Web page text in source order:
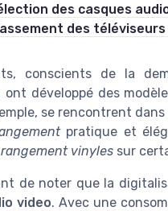
des casques
des téléviseurs
conscients de la
développé des
se rencontrent
pratique et
rangement vinyles sur
de noter que la
video. Avec une